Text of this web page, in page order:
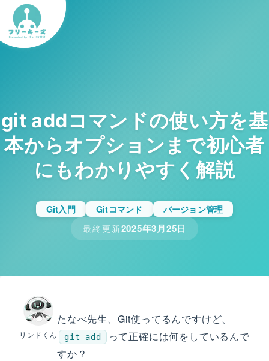
git addコマンドの使い方を基
本からオプションまで初心者
にもわかりやすく解説
Git入門 Gitコマンド
バージョン管理
最終更新2025年3月25日
リンドくん
たなべ先生、Git使ってるんですけど、
git add
って正確には何をしているんで
すか？